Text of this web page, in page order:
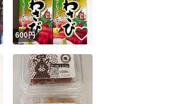
いいね！
600円